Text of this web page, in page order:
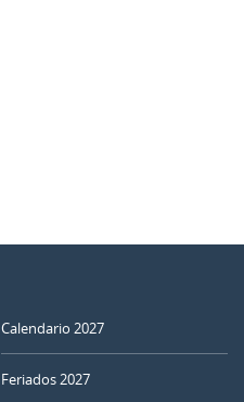
Calendario 2027
Feriados 2027